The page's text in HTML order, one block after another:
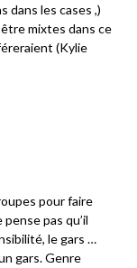
dans les cases ,)
mixtes dans ce
(Kylie
pour faire
pas qu’il
le gars …
gars. Genre